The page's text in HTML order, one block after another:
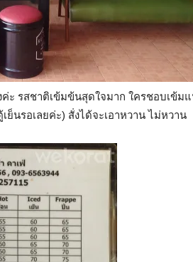
ะ รสชาติเข้มข้นสุดใจมาก ใครชอบเข้ม
นรอเลยค่ะ) สั่งได้จะเอาหวาน ไม่หวาน